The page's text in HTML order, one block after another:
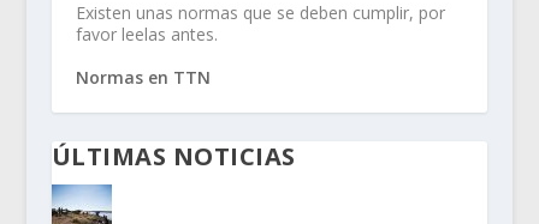
Existen unas normas que se deben cumplir, por
favor leelas antes.
Normas en TTN
ÚLTIMAS NOTICIAS